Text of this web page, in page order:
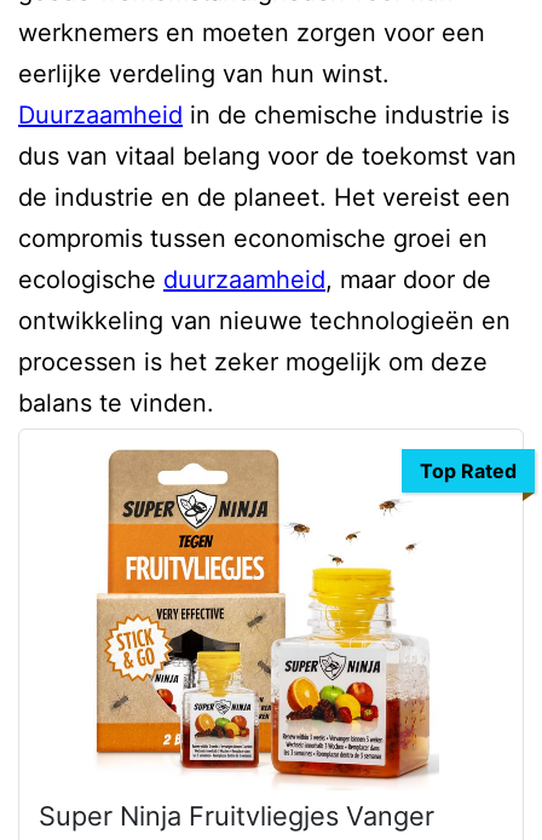
werknemers en moeten zorgen voor een
eerlijke verdeling van hun winst.
Duurzaamheid in de chemische industrie is
dus van vitaal belang voor de toekomst van
de industrie en de planeet. Het vereist een
compromis tussen economische groei en
ecologische duurzaamheid, maar door de
ontwikkeling van nieuwe technologieën en
processen is het zeker mogelijk om deze
balans te vinden.
Top Rated
Super Ninja Fruitvliegjes Vanger